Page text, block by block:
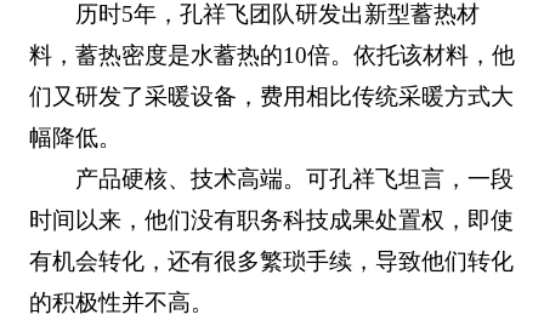
历时5年，孔祥飞团队研发出新型蓄热材
料，蓄热密度是水蓄热的10倍。依托该材料，他
们又研发了采暖设备，费用相比传统采暖方式大
幅降低。
产品硬核、技术高端。可孔祥飞坦言，一段
时间以来，他们没有职务科技成果处置权，即使
有机会转化，还有很多繁琐手续，导致他们转化
的积极性并不高。